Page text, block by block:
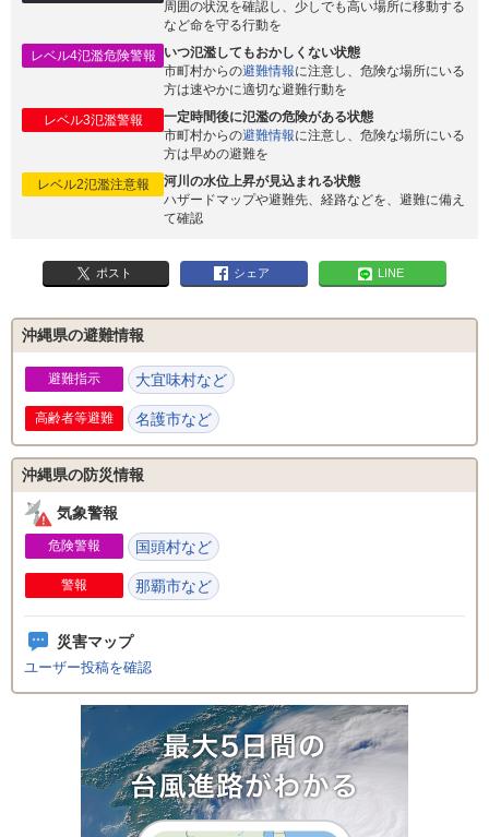
周囲の状況を確認し、少しでも高い場所に移動する
など命を守る行動を
レベル4氾濫危険警報
いつ氾濫してもおかしくない状態
市町村からの避難情報に注意し、危険な場所にいる
方は速やかに適切な避難行動を
レベル3氾濫警報
一定時間後に氾濫の危険がある状態
市町村からの避難情報に注意し、危険な場所にいる
方は早めの避難を
レベル2氾濫注意報
河川の水位上昇が見込まれる状態
ハザードマップや避難先、経路などを、避難に備え
て確認
ポスト シェア LINE
沖縄県の避難情報
避難指示 大宜味村など
高齢者等避難 名護市など
沖縄県の防災情報
気象警報
危険警報 国頭村など
警報 那覇市など
災害マップ
ユーザー投稿を確認